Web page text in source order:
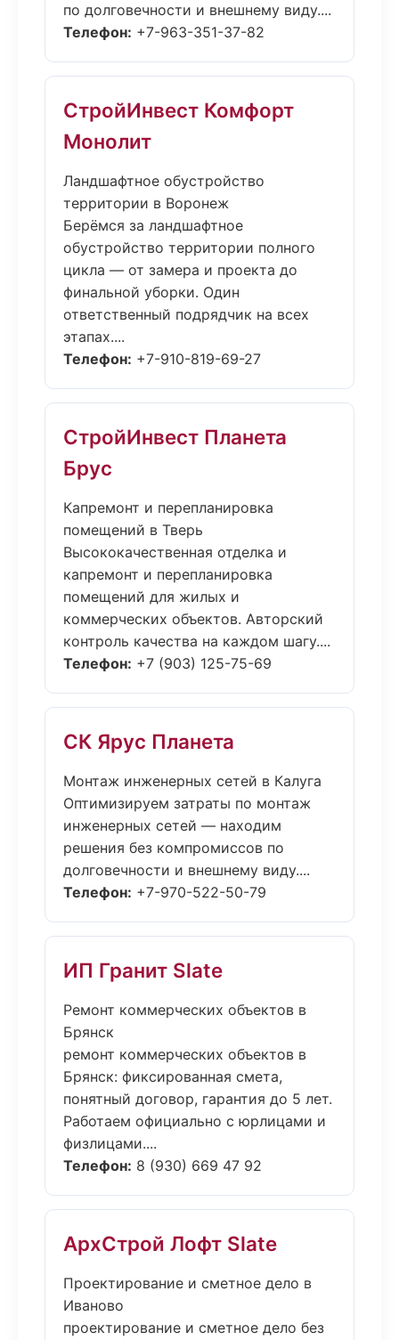
по долговечности и внешнему виду....
Телефон: +7-963-351-37-82
СтройИнвест Комфорт
Монолит
Ландшафтное обустройство
территории в Воронеж
Берёмся за ландшафтное
обустройство территории полного
цикла — от замера и проекта до
финальной уборки. Один
ответственный подрядчик на всех
этапах....
Телефон: +7-910-819-69-27
СтройИнвест Планета
Брус
Капремонт и перепланировка
помещений в Тверь
Высококачественная отделка и
капремонт и перепланировка
помещений для жилых и
коммерческих объектов. Авторский
контроль качества на каждом шагу....
Телефон: +7 (903) 125-75-69
СК Ярус Планета
Монтаж инженерных сетей в Калуга
Оптимизируем затраты по монтаж
инженерных сетей — находим
решения без компромиссов по
долговечности и внешнему виду....
Телефон: +7-970-522-50-79
ИП Гранит Slate
Ремонт коммерческих объектов в
Брянск
ремонт коммерческих объектов в
Брянск: фиксированная смета,
понятный договор, гарантия до 5 лет.
Работаем официально с юрлицами и
физлицами....
Телефон: 8 (930) 669 47 92
АрхСтрой Лофт Slate
Проектирование и сметное дело в
Иваново
проектирование и сметное дело без